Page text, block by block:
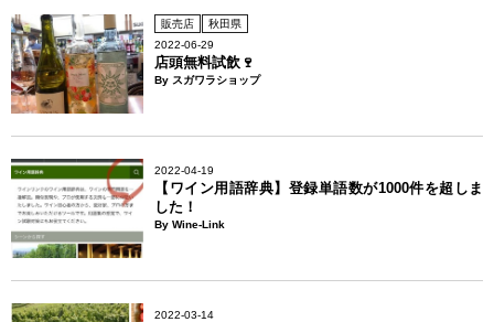
販売店
秋田県
2022-06-29
店頭無料試飲🍷
By スガワラショップ
2022-04-19
【ワイン用語辞典】登録単語数が1000件を超しま
した！
By Wine-Link
2022-03-14